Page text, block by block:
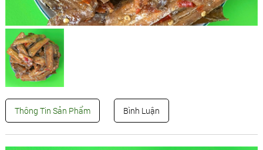
Thông Tin Sản Phẩm Bình Luận